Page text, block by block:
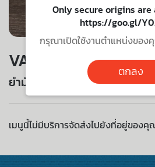
VALUE SET
ยำมั่ว
เมนูนี้ไม่มีบริการจัดส่งไปยังที่อยู่ของคุ
Only secure origins are
https://goo.gl/
กรุณาเปิดใช้งานตำแหน่งขอ
ตกลง